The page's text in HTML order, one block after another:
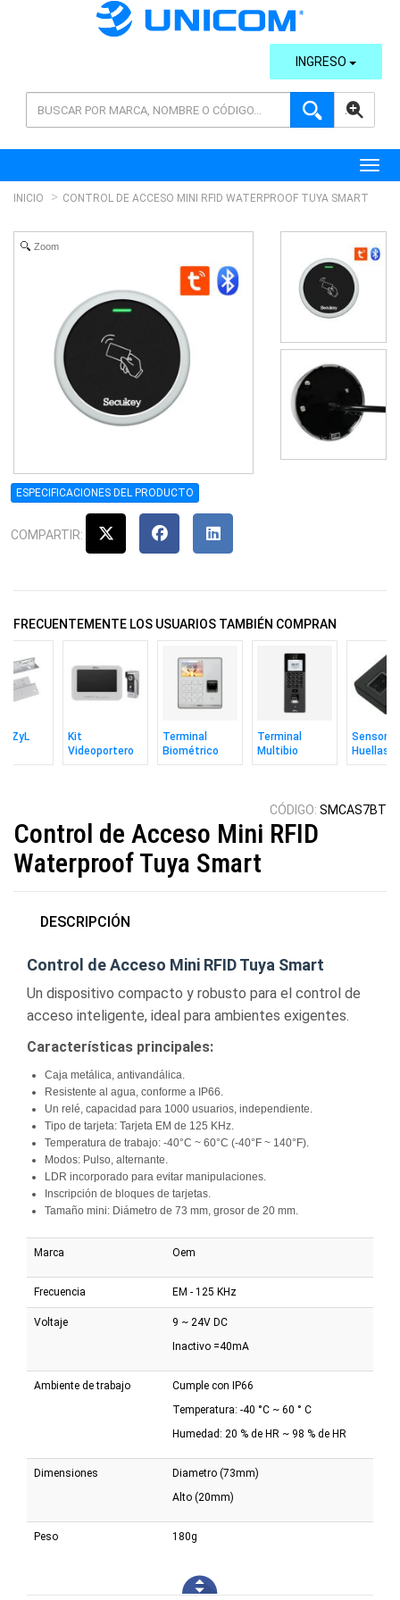
AVANZADA
INGRESO
INICIO CONTROL DE ACCESO MINI RFID WATERPROOF TUYA SMART
Zoom
ESPECIFICACIONES DEL PRODUCTO
COMPARTIR:
FRECUENTEMENTE LOS USUARIOS TAMBIÉN COMPRAN
ZyL
Kit
Videoportero
Zkteco
Terminal
Biométrico
Zkteco M1
Terminal
Multibio
Zkteco
Sensor
Huellas
Zkteco
CÓDIGO: SMCAS7BT
Control de Acceso Mini RFID
Waterproof Tuya Smart
DESCRIPCIÓN
Control de Acceso Mini RFID Tuya Smart
Un dispositivo compacto y robusto para el control de
acceso inteligente, ideal para ambientes exigentes.
Características principales:
Caja metálica, antivandálica.
Resistente al agua, conforme a IP66.
Un relé, capacidad para 1000 usuarios, independiente.
Tipo de tarjeta: Tarjeta EM de 125 KHz.
Temperatura de trabajo: -40°C ~ 60°C (-40°F ~ 140°F).
Modos: Pulso, alternante.
LDR incorporado para evitar manipulaciones.
Inscripción de bloques de tarjetas.
Tamaño mini: Diámetro de 73 mm, grosor de 20 mm.
Marca Oem
Frecuencia EM - 125 KHz
Voltaje
9 ~ 24V DC
Inactivo =40mA
Ambiente de trabajo
Cumple con IP66
Temperatura: -40 °C ~ 60 ° C
Humedad: 20 % de HR ~ 98 % de HR
Dimensiones
Diametro (73mm)
Alto (20mm)
Peso 180g